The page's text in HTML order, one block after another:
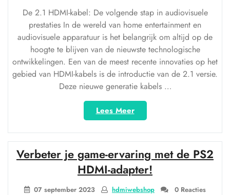
De 2.1 HDMI-kabel: De volgende stap in audiovisuele
prestaties In de wereld van home entertainment en
audiovisuele apparatuur is het belangrijk om altijd op de
hoogte te blijven van de nieuwste technologische
ontwikkelingen. Een van de meest recente innovaties op het
gebied van HDMI-kabels is de introductie van de 2.1 versie.
Deze nieuwe generatie kabels …
Lees Meer“De
2.1
HDMI-
kabel:
Ultieme
audiovisuele
prestaties
bereiken”
Verbeter je game-ervaring met de PS2
HDMI-adapter!
07 september 2023 hdmiwebshop 0 Reacties